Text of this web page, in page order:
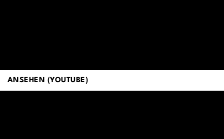
ANSEHEN (YOUTUBE)